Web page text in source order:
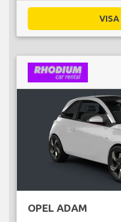
VISA
OPEL ADAM